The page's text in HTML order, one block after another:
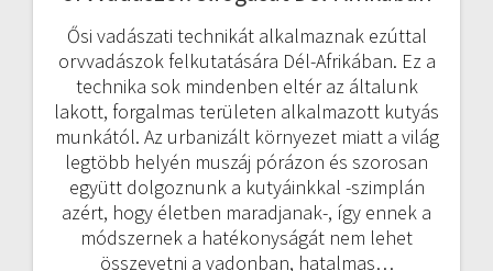
Ősi vadászati technikát alkalmaznak ezúttal
orvvadászok felkutatására Dél-Afrikában. Ez a
technika sok mindenben eltér az általunk
lakott, forgalmas területen alkalmazott kutyás
munkától. Az urbanizált környezet miatt a világ
legtöbb helyén muszáj pórázon és szorosan
együtt dolgoznunk a kutyáinkkal -szimplán
azért, hogy életben maradjanak-, így ennek a
módszernek a hatékonyságát nem lehet
összevetni a vadonban, hatalmas…